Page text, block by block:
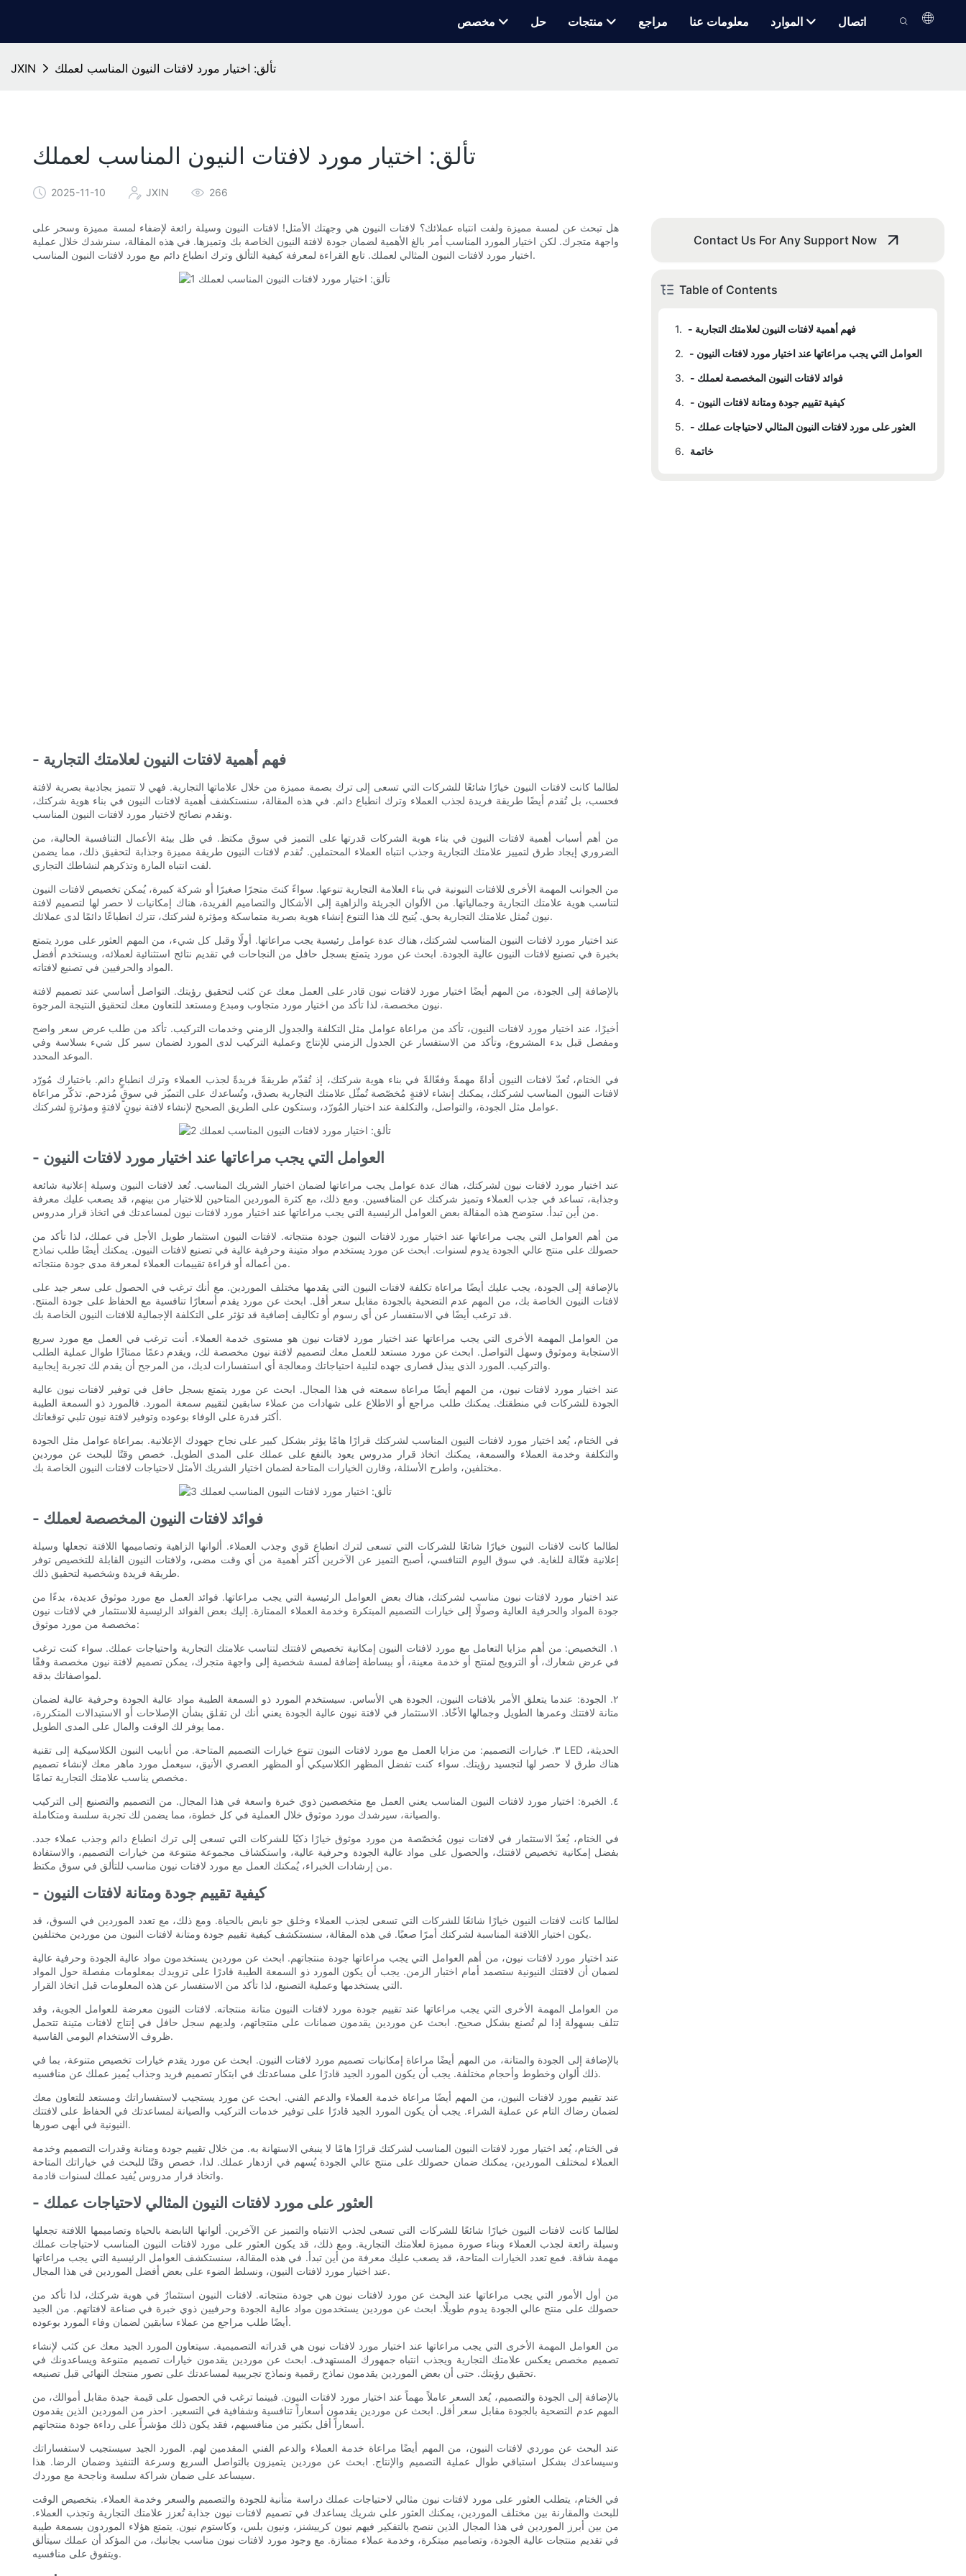
مخصص حل منتجات مراجع معلومات عنا الموارد اتصال
JXIN تألق: اختيار مورد لافتات النيون المناسب لعملك
تألق: اختيار مورد لافتات النيون المناسب لعملك
2025-11-10 JXIN 266
هل تبحث عن لمسة مميزة ولفت انتباه عملائك؟ لافتات النيون هي وجهتك الأمثل! لافتات النيون وسيلة رائعة لإضفاء لمسة مميزة وسحر على
واجهة متجرك. لكن اختيار المورد المناسب أمر بالغ الأهمية لضمان جودة لافتة النيون الخاصة بك وتميزها. في هذه المقالة، سنرشدك خلال عملية
اختيار مورد لافتات النيون المثالي لعملك. تابع القراءة لمعرفة كيفية التألق وترك انطباع دائم مع مورد لافتات النيون المناسب.
- فهم أهمية لافتات النيون لعلامتك التجارية
لطالما كانت لافتات النيون خيارًا شائعًا للشركات التي تسعى إلى ترك بصمة مميزة من خلال علاماتها التجارية. فهي لا تتميز بجاذبية بصرية لافتة
فحسب، بل تُقدم أيضًا طريقة فريدة لجذب العملاء وترك انطباع دائم. في هذه المقالة، سنستكشف أهمية لافتات النيون في بناء هوية شركتك،
ونقدم نصائح لاختيار مورد لافتات النيون المناسب.
من أهم أسباب أهمية لافتات النيون في بناء هوية الشركات قدرتها على التميز في سوق مكتظ. في ظل بيئة الأعمال التنافسية الحالية، من
الضروري إيجاد طرق لتمييز علامتك التجارية وجذب انتباه العملاء المحتملين. تُقدم لافتات النيون طريقة مميزة وجذابة لتحقيق ذلك، مما يضمن
لفت انتباه المارة وتذكرهم لنشاطك التجاري.
من الجوانب المهمة الأخرى للافتات النيونية في بناء العلامة التجارية تنوعها. سواءً كنتَ متجرًا صغيرًا أو شركة كبيرة، يُمكن تخصيص لافتات النيون
لتناسب هوية علامتك التجارية وجمالياتها. من الألوان الجريئة والزاهية إلى الأشكال والتصاميم الفريدة، هناك إمكانيات لا حصر لها لتصميم لافتة
نيون تُمثل علامتك التجارية بحق. يُتيح لك هذا التنوع إنشاء هوية بصرية متماسكة ومؤثرة لشركتك، تترك انطباعًا دائمًا لدى عملائك.
عند اختيار مورد لافتات النيون المناسب لشركتك، هناك عدة عوامل رئيسية يجب مراعاتها. أولًا وقبل كل شيء، من المهم العثور على مورد يتمتع
بخبرة في تصنيع لافتات النيون عالية الجودة. ابحث عن مورد يتمتع بسجل حافل من النجاحات في تقديم نتائج استثنائية لعملائه، ويستخدم أفضل
المواد والحرفيين في تصنيع لافتاته.
بالإضافة إلى الجودة، من المهم أيضًا اختيار مورد لافتات نيون قادر على العمل معك عن كثب لتحقيق رؤيتك. التواصل أساسي عند تصميم لافتة
نيون مخصصة، لذا تأكد من اختيار مورد متجاوب ومبدع ومستعد للتعاون معك لتحقيق النتيجة المرجوة.
أخيرًا، عند اختيار مورد لافتات النيون، تأكد من مراعاة عوامل مثل التكلفة والجدول الزمني وخدمات التركيب. تأكد من طلب عرض سعر واضح
ومفصل قبل بدء المشروع، وتأكد من الاستفسار عن الجدول الزمني للإنتاج وعملية التركيب لدى المورد لضمان سير كل شيء بسلاسة وفي
الموعد المحدد.
في الختام، تُعدّ لافتات النيون أداةً مهمةً وفعّالةً في بناء هوية شركتك، إذ تُقدّم طريقةً فريدةً لجذب العملاء وترك انطباعٍ دائم. باختيارك مُورّد
لافتات النيون المناسب لشركتك، يمكنك إنشاء لافتةٍ مُخصّصة تُمثّل علامتك التجارية بصدق، وتُساعدك على التميّز في سوقٍ مُزدحم. تذكّر مراعاة
عوامل مثل الجودة، والتواصل، والتكلفة عند اختيار المُورّد، وستكون على الطريق الصحيح لإنشاء لافتة نيونٍ لافتةٍ ومؤثرةٍ لشركتك.
- العوامل التي يجب مراعاتها عند اختيار مورد لافتات النيون
عند اختيار مورد لافتات نيون لشركتك، هناك عدة عوامل يجب مراعاتها لضمان اختيار الشريك المناسب. تُعد لافتات النيون وسيلة إعلانية شائعة
وجذابة، تساعد في جذب العملاء وتميز شركتك عن المنافسين. ومع ذلك، مع كثرة الموردين المتاحين للاختيار من بينهم، قد يصعب عليك معرفة
من أين تبدأ. ستوضح هذه المقالة بعض العوامل الرئيسية التي يجب مراعاتها عند اختيار مورد لافتات نيون لمساعدتك في اتخاذ قرار مدروس.
من أهم العوامل التي يجب مراعاتها عند اختيار مورد لافتات النيون جودة منتجاته. لافتات النيون استثمار طويل الأجل في عملك، لذا تأكد من
حصولك على منتج عالي الجودة يدوم لسنوات. ابحث عن مورد يستخدم مواد متينة وحرفية عالية في تصنيع لافتات النيون. يمكنك أيضًا طلب نماذج
من أعماله أو قراءة تقييمات العملاء لمعرفة مدى جودة منتجاته.
بالإضافة إلى الجودة، يجب عليك أيضًا مراعاة تكلفة لافتات النيون التي يقدمها مختلف الموردين. مع أنك ترغب في الحصول على سعر جيد على
لافتات النيون الخاصة بك، من المهم عدم التضحية بالجودة مقابل سعر أقل. ابحث عن مورد يقدم أسعارًا تنافسية مع الحفاظ على جودة المنتج.
قد ترغب أيضًا في الاستفسار عن أي رسوم أو تكاليف إضافية قد تؤثر على التكلفة الإجمالية للافتات النيون الخاصة بك.
من العوامل المهمة الأخرى التي يجب مراعاتها عند اختيار مورد لافتات نيون هو مستوى خدمة العملاء. أنت ترغب في العمل مع مورد سريع
الاستجابة وموثوق وسهل التواصل. ابحث عن مورد مستعد للعمل معك لتصميم لافتة نيون مخصصة لك، ويقدم دعمًا ممتازًا طوال عملية الطلب
والتركيب. المورد الذي يبذل قصارى جهده لتلبية احتياجاتك ومعالجة أي استفسارات لديك، من المرجح أن يقدم لك تجربة إيجابية.
عند اختيار مورد لافتات نيون، من المهم أيضًا مراعاة سمعته في هذا المجال. ابحث عن مورد يتمتع بسجل حافل في توفير لافتات نيون عالية
الجودة للشركات في منطقتك. يمكنك طلب مراجع أو الاطلاع على شهادات من عملاء سابقين لتقييم سمعة المورد. فالمورد ذو السمعة الطيبة
أكثر قدرة على الوفاء بوعوده وتوفير لافتة نيون تلبي توقعاتك.
في الختام، يُعد اختيار مورد لافتات النيون المناسب لشركتك قرارًا هامًا يؤثر بشكل كبير على نجاح جهودك الإعلانية. بمراعاة عوامل مثل الجودة
والتكلفة وخدمة العملاء والسمعة، يمكنك اتخاذ قرار مدروس يعود بالنفع على عملك على المدى الطويل. خصص وقتًا للبحث عن موردين
مختلفين، واطرح الأسئلة، وقارن الخيارات المتاحة لضمان اختيار الشريك الأمثل لاحتياجات لافتات النيون الخاصة بك.
- فوائد لافتات النيون المخصصة لعملك
لطالما كانت لافتات النيون خيارًا شائعًا للشركات التي تسعى لترك انطباع قوي وجذب العملاء. ألوانها الزاهية وتصاميمها اللافتة تجعلها وسيلة
إعلانية فعّالة للغاية. في سوق اليوم التنافسي، أصبح التميز عن الآخرين أكثر أهمية من أي وقت مضى، ولافتات النيون القابلة للتخصيص توفر
طريقة فريدة وشخصية لتحقيق ذلك.
عند اختيار مورد لافتات نيون مناسب لشركتك، هناك بعض العوامل الرئيسية التي يجب مراعاتها. فوائد العمل مع مورد موثوق عديدة، بدءًا من
جودة المواد والحرفية العالية وصولًا إلى خيارات التصميم المبتكرة وخدمة العملاء الممتازة. إليك بعض الفوائد الرئيسية للاستثمار في لافتات نيون
مخصصة من مورد موثوق:
١. التخصيص: من أهم مزايا التعامل مع مورد لافتات النيون إمكانية تخصيص لافتتك لتناسب علامتك التجارية واحتياجات عملك. سواء كنت ترغب
في عرض شعارك، أو الترويج لمنتج أو خدمة معينة، أو ببساطة إضافة لمسة شخصية إلى واجهة متجرك، يمكن تصميم لافتة نيون مخصصة وفقًا
لمواصفاتك بدقة.
٢. الجودة: عندما يتعلق الأمر بلافتات النيون، الجودة هي الأساس. سيستخدم المورد ذو السمعة الطيبة مواد عالية الجودة وحرفية عالية لضمان
متانة لافتتك وعمرها الطويل وجمالها الأخّاذ. الاستثمار في لافتة نيون عالية الجودة يعني أنك لن تقلق بشأن الإصلاحات أو الاستبدالات المتكررة،
مما يوفر لك الوقت والمال على المدى الطويل.
٣. خيارات التصميم: من مزايا العمل مع مورد لافتات النيون تنوع خيارات التصميم المتاحة. من أنابيب النيون الكلاسيكية إلى تقنية LED الحديثة،
هناك طرق لا حصر لها لتجسيد رؤيتك. سواء كنت تفضل المظهر الكلاسيكي أو المظهر العصري الأنيق، سيعمل مورد ماهر معك لإنشاء تصميم
مخصص يناسب علامتك التجارية تمامًا.
٤. الخبرة: اختيار مورد لافتات النيون المناسب يعني العمل مع متخصصين ذوي خبرة واسعة في هذا المجال. من التصميم والتصنيع إلى التركيب
والصيانة، سيرشدك مورد موثوق خلال العملية في كل خطوة، مما يضمن لك تجربة سلسة ومتكاملة.
في الختام، يُعدّ الاستثمار في لافتات نيون مُخصّصة من مورد موثوق خيارًا ذكيًا للشركات التي تسعى إلى ترك انطباع دائم وجذب عملاء جدد.
بفضل إمكانية تخصيص لافتتك، والحصول على مواد عالية الجودة وحرفية عالية، واستكشاف مجموعة متنوعة من خيارات التصميم، والاستفادة
من إرشادات الخبراء، يُمكنك العمل مع مورد لافتات نيون مناسب للتألق في سوق مكتظ.
- كيفية تقييم جودة ومتانة لافتات النيون
لطالما كانت لافتات النيون خيارًا شائعًا للشركات التي تسعى لجذب العملاء وخلق جو نابض بالحياة. ومع ذلك، مع تعدد الموردين في السوق، قد
يكون اختيار اللافتة المناسبة لشركتك أمرًا صعبًا. في هذه المقالة، سنستكشف كيفية تقييم جودة ومتانة لافتات النيون من موردين مختلفين.
عند اختيار مورد لافتات نيون، من أهم العوامل التي يجب مراعاتها جودة منتجاتهم. ابحث عن موردين يستخدمون مواد عالية الجودة وحرفية عالية
لضمان أن لافتتك النيونية ستصمد أمام اختبار الزمن. يجب أن يكون المورد ذو السمعة الطيبة قادرًا على تزويدك بمعلومات مفصلة حول المواد
التي يستخدمها وعملية التصنيع، لذا تأكد من الاستفسار عن هذه المعلومات قبل اتخاذ القرار.
من العوامل المهمة الأخرى التي يجب مراعاتها عند تقييم جودة مورد لافتات النيون متانة منتجاته. لافتات النيون معرضة للعوامل الجوية، وقد
تتلف بسهولة إذا لم تُصنع بشكل صحيح. ابحث عن موردين يقدمون ضمانات على منتجاتهم، ولديهم سجل حافل في إنتاج لافتات متينة تتحمل
ظروف الاستخدام اليومي القاسية.
بالإضافة إلى الجودة والمتانة، من المهم أيضًا مراعاة إمكانيات تصميم مورد لافتات النيون. ابحث عن مورد يقدم خيارات تخصيص متنوعة، بما في
ذلك ألوان وخطوط وأحجام مختلفة. يجب أن يكون المورد الجيد قادرًا على مساعدتك في ابتكار تصميم فريد وجذاب يُميز عملك عن منافسيه.
عند تقييم مورد لافتات النيون، من المهم أيضًا مراعاة خدمة العملاء والدعم الفني. ابحث عن مورد يستجيب لاستفساراتك ومستعد للتعاون معك
لضمان رضاك ​​التام عن عملية الشراء. يجب أن يكون المورد الجيد قادرًا على توفير خدمات التركيب والصيانة لمساعدتك في الحفاظ على لافتتك
النيونية في أبهى صورها.
في الختام، يُعد اختيار مورد لافتات النيون المناسب لشركتك قرارًا هامًا لا ينبغي الاستهانة به. من خلال تقييم جودة ومتانة وقدرات التصميم وخدمة
العملاء لمختلف الموردين، يمكنك ضمان حصولك على منتج عالي الجودة يُسهم في ازدهار عملك. لذا، خصص وقتًا للبحث في خياراتك المتاحة
واتخاذ قرار مدروس يُفيد عملك لسنوات قادمة.
- العثور على مورد لافتات النيون المثالي لاحتياجات عملك
لطالما كانت لافتات النيون خيارًا شائعًا للشركات التي تسعى لجذب الانتباه والتميز عن الآخرين. ألوانها النابضة بالحياة وتصاميمها اللافتة تجعلها
وسيلة رائعة لجذب العملاء وبناء صورة مميزة لعلامتك التجارية. ومع ذلك، قد يكون العثور على مورد لافتات النيون المناسب لاحتياجات عملك
مهمة شاقة. فمع تعدد الخيارات المتاحة، قد يصعب عليك معرفة من أين تبدأ. في هذه المقالة، سنستكشف العوامل الرئيسية التي يجب مراعاتها
عند اختيار مورد لافتات النيون، ونسلط الضوء على بعض أفضل الموردين في هذا المجال.
من أول الأمور التي يجب مراعاتها عند البحث عن مورد لافتات نيون هي جودة منتجاته. لافتات النيون استثمارٌ في هوية شركتك، لذا تأكد من
حصولك على منتج عالي الجودة يدوم طويلًا. ابحث عن موردين يستخدمون مواد عالية الجودة وحرفيين ذوي خبرة في صناعة لافتاتهم. من الجيد
أيضًا طلب مراجع من عملاء سابقين لضمان وفاء المورد بوعوده.
من العوامل المهمة الأخرى التي يجب مراعاتها عند اختيار مورد لافتات نيون هي قدراته التصميمية. سيتعاون المورد الجيد معك عن كثب لإنشاء
تصميم مخصص يعكس علامتك التجارية ويجذب انتباه جمهورك المستهدف. ابحث عن موردين يقدمون خيارات تصميم متنوعة ويساعدونك في
تحقيق رؤيتك. حتى أن بعض الموردين يقدمون نماذج رقمية ونماذج تجريبية لمساعدتك على تصور منتجك النهائي قبل تصنيعه.
بالإضافة إلى الجودة والتصميم، يُعد السعر عاملاً مهماً عند اختيار مورد لافتات النيون. فبينما ترغب في الحصول على قيمة جيدة مقابل أموالك، من
المهم عدم التضحية بالجودة مقابل سعر أقل. ابحث عن موردين يقدمون أسعاراً تنافسية وشفافية في التسعير. احذر من الموردين الذين يقدمون
أسعاراً أقل بكثير من منافسيهم، فقد يكون ذلك مؤشراً على رداءة جودة منتجاتهم.
عند البحث عن موردي لافتات النيون، من المهم أيضًا مراعاة خدمة العملاء والدعم الفني المقدمين لهم. المورد الجيد سيستجيب لاستفساراتك
وسيساعدك بشكل استباقي طوال عملية التصميم والإنتاج. ابحث عن موردين يتميزون بالتواصل السريع وسرعة التنفيذ وضمان الرضا. هذا
سيساعد على ضمان شراكة سلسة وناجحة مع موردك.
في الختام، يتطلب العثور على مورد لافتات نيون مثالي لاحتياجات عملك دراسة متأنية للجودة والتصميم والسعر وخدمة العملاء. بتخصيص الوقت
للبحث والمقارنة بين مختلف الموردين، يمكنك العثور على شريك يساعدك في تصميم لافتات نيون جذابة تُعزز علامتك التجارية وتجذب العملاء.
من بين أبرز الموردين في هذا المجال الذين ننصح بالتفكير فيهم نيون كرييشنز، ونيون بلس، وكاستوم نيون. يتمتع هؤلاء الموردون بسمعة طيبة
في تقديم منتجات عالية الجودة، وتصاميم مبتكرة، وخدمة عملاء ممتازة. مع وجود مورد لافتات نيون مناسب بجانبك، من المؤكد أن عملك سيتألق
ويتفوق على منافسيه.
Contact Us For Any Support Now
Table of Contents
1.
- فهم أهمية لافتات النيون لعلامتك التجارية
2.
- العوامل التي يجب مراعاتها عند اختيار مورد لافتات النيون
3.
- فوائد لافتات النيون المخصصة لعملك
4.
- كيفية تقييم جودة ومتانة لافتات النيون
5.
- العثور على مورد لافتات النيون المثالي لاحتياجات عملك
6. خاتمة